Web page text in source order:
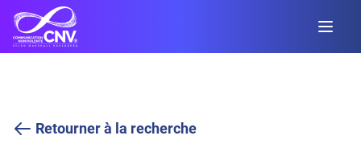
Retourner à la recherche